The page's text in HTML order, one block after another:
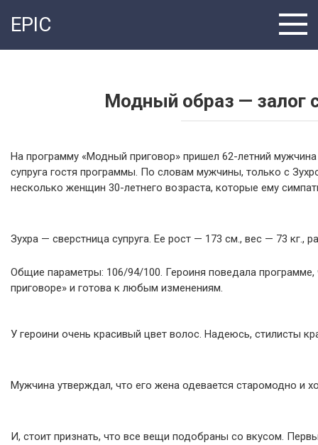
EPIC
Модный образ — залог
На программу «Модный приговор» пришел 62-летний
супруга гостя программы. По словам мужчины, только с
несколько женщин 30-летнего возраста, которые ему
Зухра — сверстница супруга. Ее рост — 173 см., вес — 73 кг.,
Общие параметры: 106/94/100. Героиня поведала программе,
приговоре» и готова к любым изменениям.
У героини очень красивый цвет волос. Надеюсь, стилисты
Мужчина утверждал, что его жена одевается старомодно и
И, стоит признать, что все вещи подобраны со вкусом.